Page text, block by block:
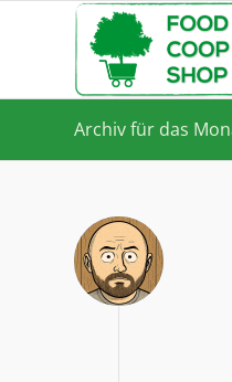
Archiv für das